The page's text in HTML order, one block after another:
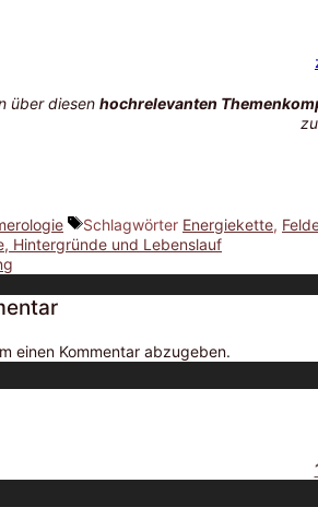
über diesen hochrelevanten
Schlagwörter Energiekette,
Hintergründe und Lebenslauf
einen Kommentar abzugeben.